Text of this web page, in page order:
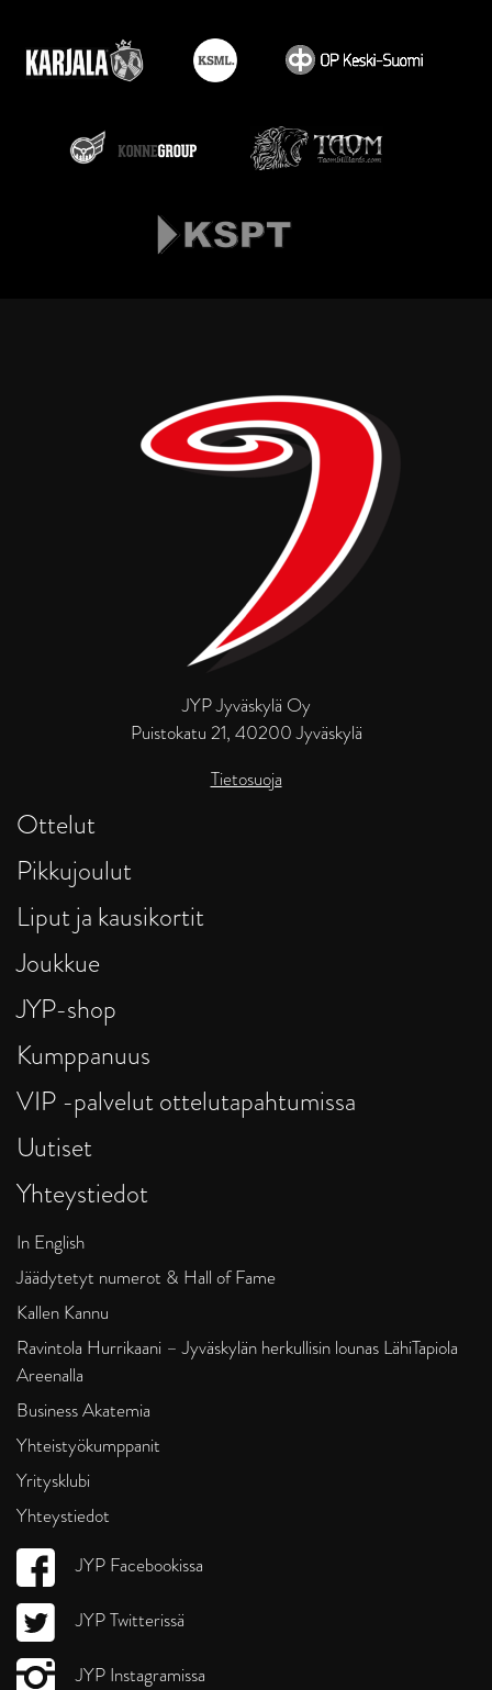
JYP Jyväskylä Oy
Puistokatu 21, 40200 Jyväskylä
Tietosuoja
Ottelut
Pikkujoulut
Liput ja kausikortit
Joukkue
JYP-shop
Kumppanuus
VIP -palvelut ottelutapahtumissa
Uutiset
Yhteystiedot
In English
Jäädytetyt numerot & Hall of Fame
Kallen Kannu
Ravintola Hurrikaani – Jyväskylän herkullisin lounas LähiTapiola
Areenalla
Business Akatemia
Yhteistyökumppanit
Yritysklubi
Yhteystiedot
JYP Facebookissa
JYP Twitterissä
JYP Instagramissa